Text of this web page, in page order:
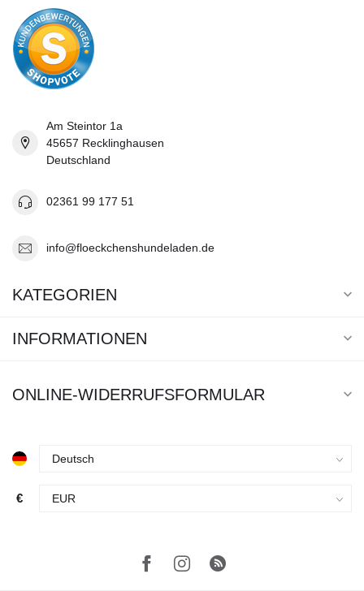
Am Steintor 1a
45657 Recklinghausen
Deutschland
02361 99 177 51
info@floeckchenshundeladen.de
KATEGORIEN
INFORMATIONEN
ONLINE-WIDERRUFSFORMULAR
€